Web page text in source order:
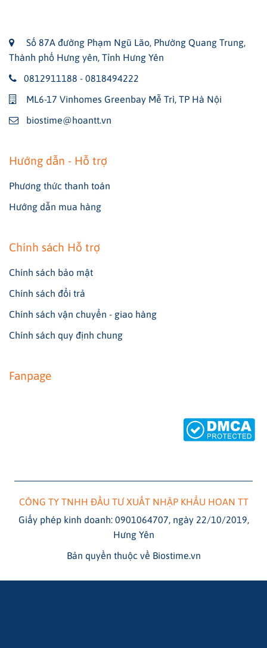
Số 87A đường Phạm Ngũ Lão, Phường Quang Trung,
Thành phố Hưng yên, Tỉnh Hưng Yên
0812911188 - 0818494222
ML6-17 Vinhomes Greenbay Mễ Trì, TP Hà Nội
biostime@hoantt.vn
Hướng dẫn - Hỗ trợ
Phương thức thanh toán
Hướng dẫn mua hàng
Chính sách Hỗ trợ
Chính sách bảo mật
Chính sách đổi trả
Chính sách vận chuyển - giao hàng
Chính sách quy định chung
Fanpage
CÔNG TY TNHH ĐẦU TƯ XUẤT NHẬP KHẨU HOAN TT
Giấy phép kinh doanh: 0901064707, ngày 22/10/2019,
Hưng Yên
Bản quyền thuộc về Biostime.vn